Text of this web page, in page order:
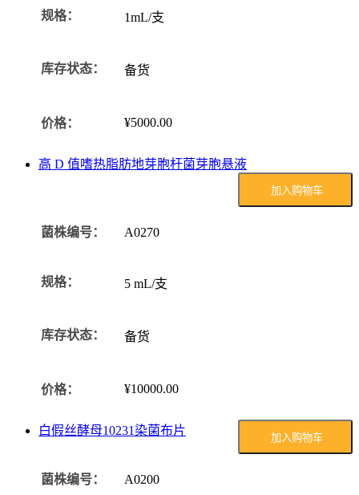
规格： 1mL/支
库存状态： 备货
价格： ¥5000.00
高 D 值嗜热脂肪地芽胞杆菌芽胞悬液
加入购物车
菌株编号： A0270
规格： 5 mL/支
库存状态： 备货
价格： ¥10000.00
白假丝酵母10231染菌布片
加入购物车
菌株编号： A0200